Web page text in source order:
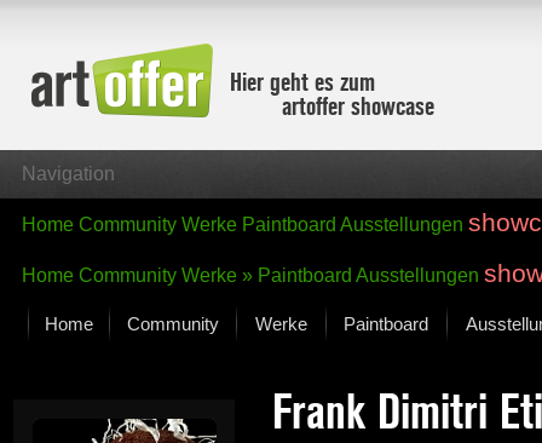
Hier geht es zum
artoffer showcase
Navigation
Home Community Werke Paintboard Ausstellungen
Home Community Werke » Paintboard Ausstellungen
Home Community Werke
Der letzte Monat im Fokus
Alle Fokus-Werke
Paintboard
Frank Dimitri